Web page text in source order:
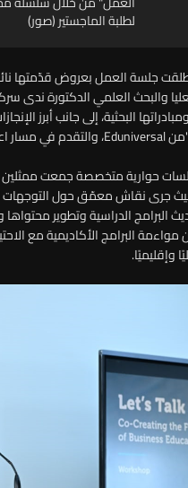
لطلبة الماجستير (صور)
جلسة العمل بعروض قدّمتها
والبحث العلمي الدكتورة ندى
حوارية متخصصة جمعت ممثلين
حيث جرى نقاش معمّق حول
البرامج الدراسية وتطوير
البرامج الأكاديمية مع
وإقليميًا.